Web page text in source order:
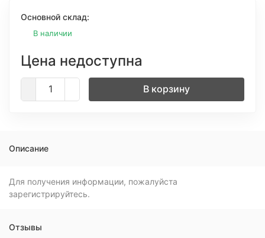
Основной склад:
В наличии
Цена недоступна
В корзину
Описание
Для получения информации, пожалуйста
зарегистрируйтесь.
Отзывы